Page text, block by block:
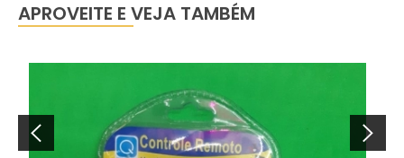
APROVEITE E VEJA TAMBÉM